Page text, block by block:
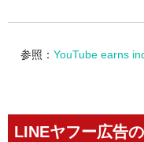
参照： YouTube earns
LINEヤフー広告